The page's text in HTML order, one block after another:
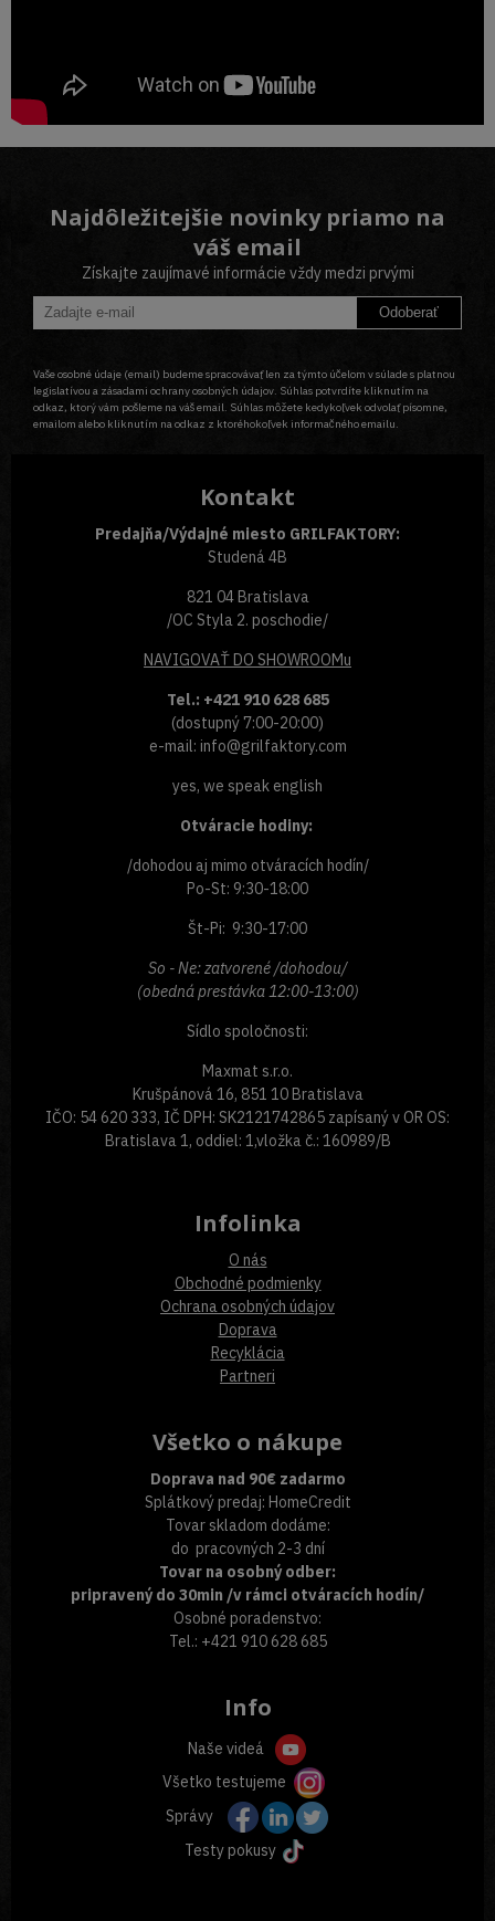
Najdôležitejšie novinky priamo na
váš email
Získajte zaujímavé informácie vždy medzi prvými
Odoberať
Vaše osobné údaje (email) budeme spracovávať len za týmto účelom v súlade s platnou
legislatívou a zásadami ochrany osobných údajov. Súhlas potvrdíte kliknutím na
odkaz, ktorý vám pošleme na váš email. Súhlas môžete kedykoľvek odvolať písomne,
emailom alebo kliknutím na odkaz z ktoréhokoľvek informačného emailu.
Kontakt
Predajňa/Výdajné miesto GRILFAKTORY:
Studená 4B
821 04 Bratislava
/OC Styla 2. poschodie/
NAVIGOVAŤDO SHOWROOMu
Tel.: +421 910 628 685
(dostupný 7:00-20:00)
e-mail: info@grilfaktory.com
yes, we speak english
Otváracie hodiny:
/dohodou aj mimo otváracích hodín/
Po-St: 9:30-18:00
Št-Pi: 9:30-17:00
So - Ne: zatvorené /dohodou/
(obedná prestávka 12:00-13:00)
Sídlo spoločnosti:
Maxmat s.r.o.
Krušpánová 16, 851 10 Bratislava
IČO: 54 620 333, IČ DPH: SK2121742865 zapísaný v OR OS:
Bratislava 1, oddiel: 1,vložka č.: 160989/B
Infolinka
O nás
Obchodné podmienky
Ochrana osobných údajov
Doprava
Recyklácia
Partneri
Všetko o nákupe
Doprava nad 90€ zadarmo
Splátkový predaj: HomeCredit
Tovar skladom dodáme:
do pracovných 2-3 dní
Tovar na osobný odber:
pripravený do 30min /v rámci otváracích hodín/
Osobné poradenstvo:
Tel.: +421 910 628 685
Info
Naše videá
Všetko testujeme
Správy
Testy pokusy